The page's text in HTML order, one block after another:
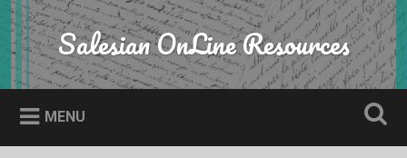
Skip
to
content
Search Salesian OnLine Resources
MENU